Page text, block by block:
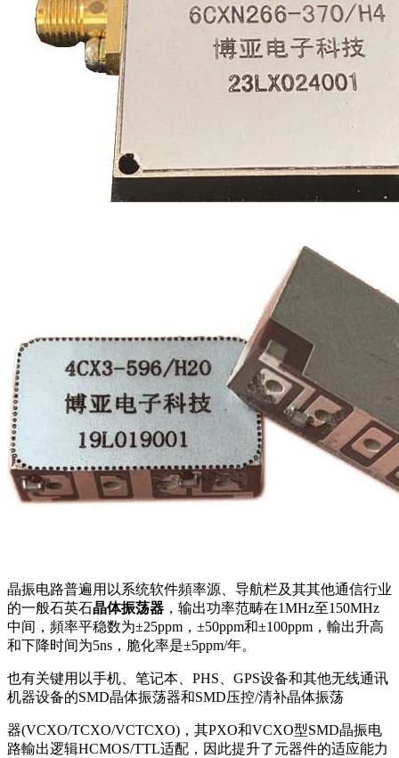
晶振电路普遍用以系统软件頻率源、导航栏及其其他通信行业
的一般石英石晶体振荡器 ，输出功率范畴在1MHz至150MHz
中间，頻率平稳数为±25ppm，±50ppm和±100ppm，輸出升高
和下降时间为5ns，脆化率是±5ppm/年。
也有关键用以手机、笔记本、PHS、GPS设备和其他无线通讯
机器设备的SMD晶体振荡器和SMD压控/清补晶体振荡
器(VCXO/TCXO/VCTCXO)，其PXO和VCXO型SMD晶振电
路輸出逻辑HCMOS/TTL适配，因此提升了元器件的适应能力